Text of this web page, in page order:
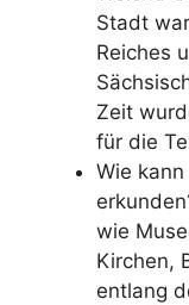
Stadt
Reiches
Zeit
für die
Wie
wie
Kirchen,
entlang